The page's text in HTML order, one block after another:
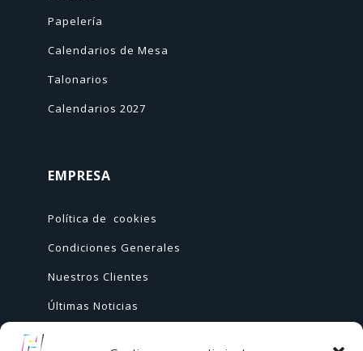
Papelería
Calendarios de Mesa
Talonarios
Calendarios 2027
EMPRESA
Política de cookies
Condiciones Generales
Nuestros Clientes
Últimas Noticias